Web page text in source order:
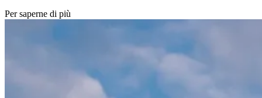
Per saperne di più